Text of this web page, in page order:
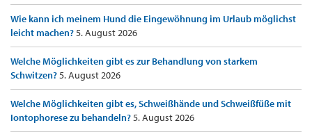
Wie kann ich meinem Hund die Eingewöhnung im Urlaub möglichst
leicht machen?5. August 2026
Welche Möglichkeiten gibt es zur Behandlung von starkem
Schwitzen?5. August 2026
Welche Möglichkeiten gibt es, Schweißhände und Schweißfüße mit
Iontophorese zu behandeln?5. August 2026